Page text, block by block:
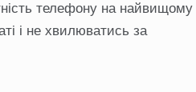
телефону на найвищому
і не хвилюватись за